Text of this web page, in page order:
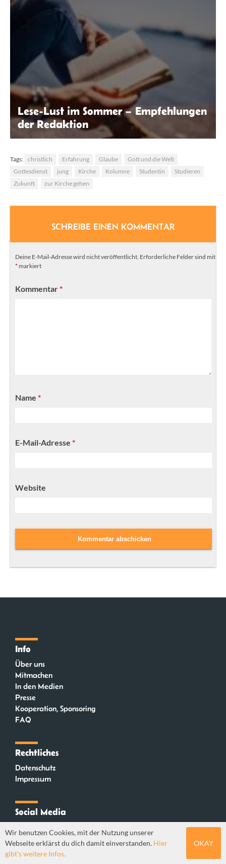
Lese-Lust im Sommer – Empfehlungen
der Redaktion
Tags: christlich Erfahrung Glaube
Gott und die Welt
Gottesdienst
jung Kirche Kolumne Studentin
Studieren
Zukunft
zur Kirche gehen
SCHREIBE EINEN KOMMENTAR
Deine E-Mail-Adresse wird nicht veröffentlicht. Erforderliche Felder sind mit
* markiert
Kommentar*
Name *
E-Mail-Adresse *
Website
Info
Über uns
Mitmachen
In den Medien
Presse
Kooperation, Sponsoring
FAQ
Rechtliches
Datenschutz
Impressum
Social Media
Mastodon
Wir benutzen Cookies, mit der Nutzung unserer
Webseite erklärst du dich damit einverstanden. Hier
gibt's weitere Infos.
OKAY